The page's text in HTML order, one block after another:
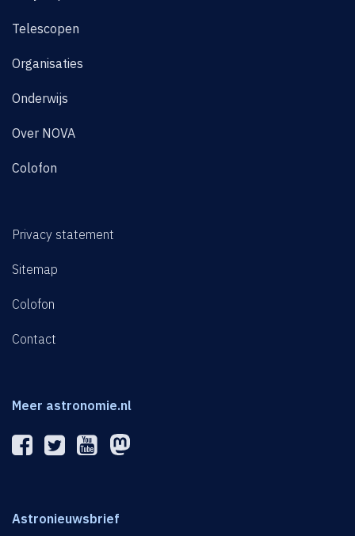
Telescopen
Organisaties
Onderwijs
Over NOVA
Colofon
Privacy statement
Sitemap
Colofon
Contact
Meer astronomie.nl
Astronieuwsbrief